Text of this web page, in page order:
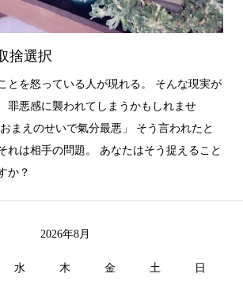
捨選択
とを怒っている人が現れる。 そんな現実が
罪悪感に襲われてしまうかもしれませ
まえのせいで氣分最悪」 そう言われたと
れは相手の問題。 あなたはそう捉えること
か？
2026年8月
水 木 金 土
日